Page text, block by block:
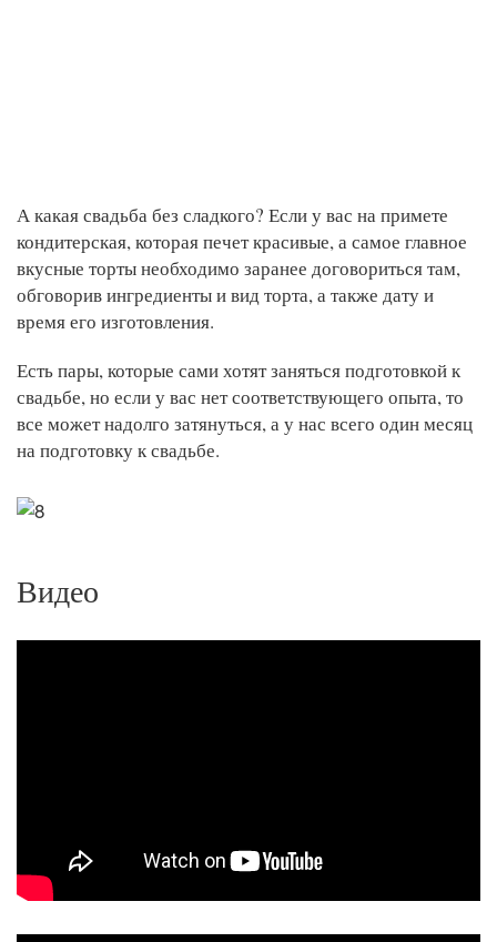
А какая свадьба без сладкого? Если у вас на примете
кондитерская, которая печет красивые, а самое главное
вкусные торты необходимо заранее договориться там,
обговорив ингредиенты и вид торта, а также дату и
время его изготовления.
Есть пары, которые сами хотят заняться подготовкой к
свадьбе, но если у вас нет соответствующего опыта, то
все может надолго затянуться, а у нас всего один месяц
на подготовку к свадьбе.
Видео